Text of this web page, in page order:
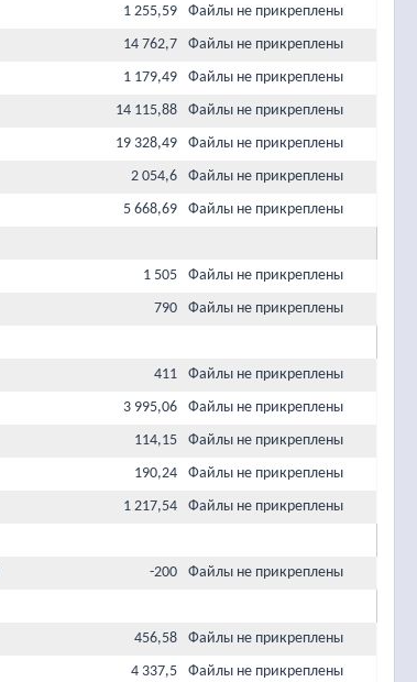
1 255,59
Файлы не прикреплены
14 762,7
Файлы не прикреплены
1 179,49
Файлы не прикреплены
14 115,88
Файлы не прикреплены
19 328,49
Файлы не прикреплены
2 054,6
Файлы не прикреплены
5 668,69 Файлы не прикреплены
1 505
Файлы не прикреплены
790 Файлы не прикреплены
411
Файлы не прикреплены
3 995,06
Файлы не прикреплены
114,15
Файлы не прикреплены
190,24
Файлы не прикреплены
1 217,54 Файлы не прикреплены
-200 Файлы не прикреплены
456,58
Файлы не прикреплены
4 337,5
Файлы не прикреплены